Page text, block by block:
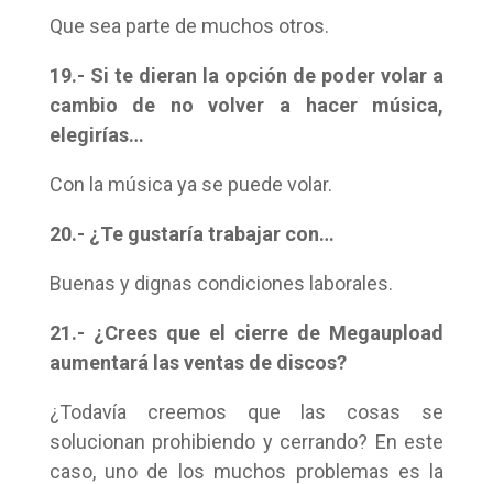
Que sea parte de muchos otros.
19.- Si te dieran la opción de poder volar a
cambio de no volver a hacer música,
elegirías…
Con la música ya se puede volar.
20.- ¿Te gustaría trabajar con…
Buenas y dignas condiciones laborales.
21.- ¿Crees que el cierre de Megaupload
aumentará las ventas de discos?
¿Todavía creemos que las cosas se
solucionan prohibiendo y cerrando? En este
caso, uno de los muchos problemas es la